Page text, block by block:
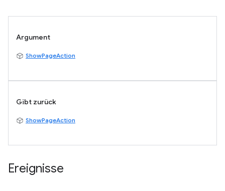
Argument
ShowPageAction
Gibt zurück
ShowPageAction
Ereignisse